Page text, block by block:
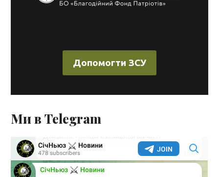
Допомогти ЗСУ
Ми в Telegram